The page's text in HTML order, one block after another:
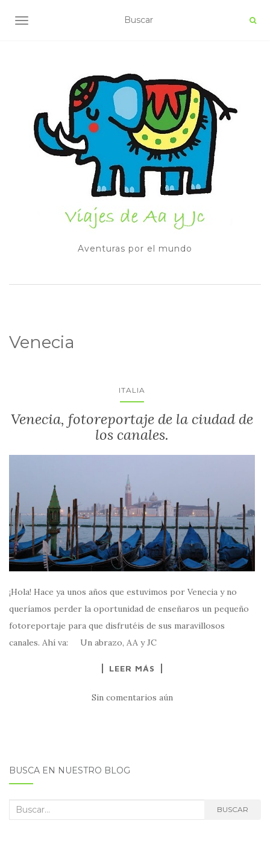
ALTERNAR NAVEGACIÓN
Aventuras por el mundo
Venecia
ITALIA
Venecia, fotoreportaje de la ciudad de
los canales.
¡Hola! Hace ya unos años que estuvimos por Venecia y no
queríamos perder la oportunidad de enseñaros un pequeño
fotoreportaje para que disfrutéis de sus maravillosos
canales. Ahí va: Un abrazo, AA y JC
LEER MÁS
Sin comentarios aún
BUSCA EN NUESTRO BLOG
Buscar: BUSCAR